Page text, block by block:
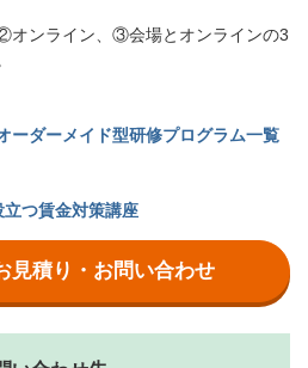
ンライン、③会場とオンラインの3
ーダーメイド型研修プログラム一覧
つ賃金対策講座
見積り・お問い合わせ